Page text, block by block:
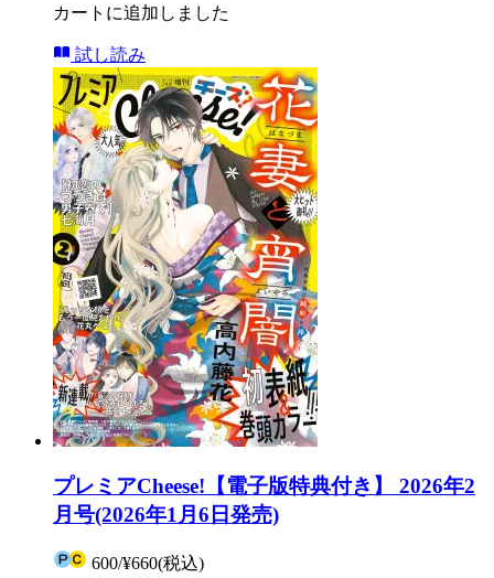
カートに追加しました
試し読み
プレミアCheese!【電子版特典付き】 2026年2
月号(2026年1月6日発売)
600/¥660(税込)